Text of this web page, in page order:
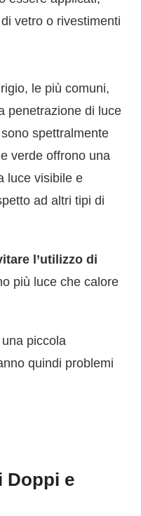
vetro o rivestimenti
le più comuni,
penetrazione di luce
spettralmente
verde offrono una
luce visibile e
ad altri tipi di
l’utilizzo di
più luce che calore
piccola
quindi problemi
Doppi e